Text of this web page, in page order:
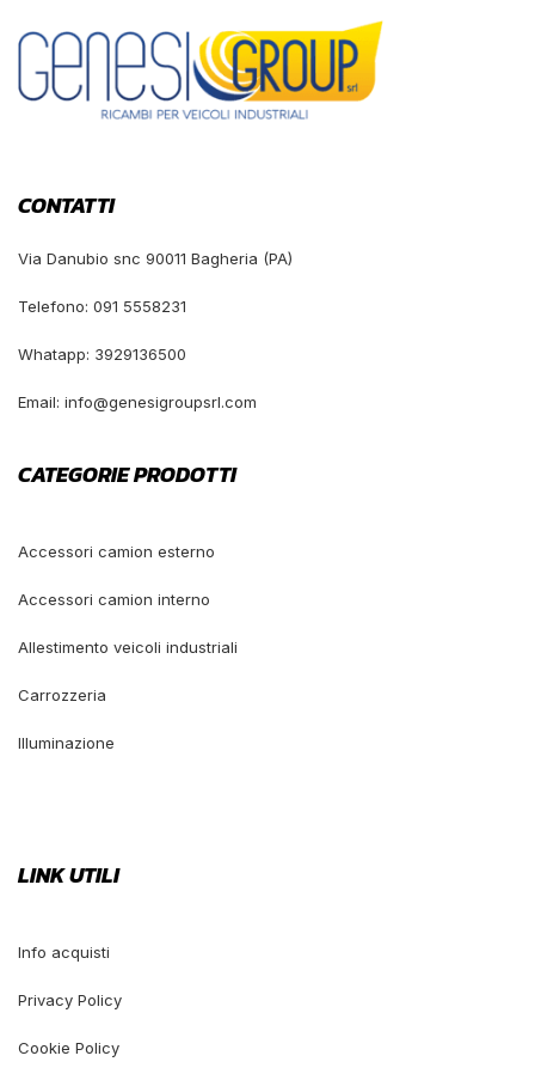
CONTATTI
Via Danubio snc 90011 Bagheria (PA)
Telefono: 091 5558231
Whatapp: 3929136500
Email: info@genesigroupsrl.com
CATEGORIE PRODOTTI
Accessori camion esterno
Accessori camion interno
Allestimento veicoli industriali
Carrozzeria
Illuminazione
LINK UTILI
Info acquisti
Privacy Policy
Cookie Policy